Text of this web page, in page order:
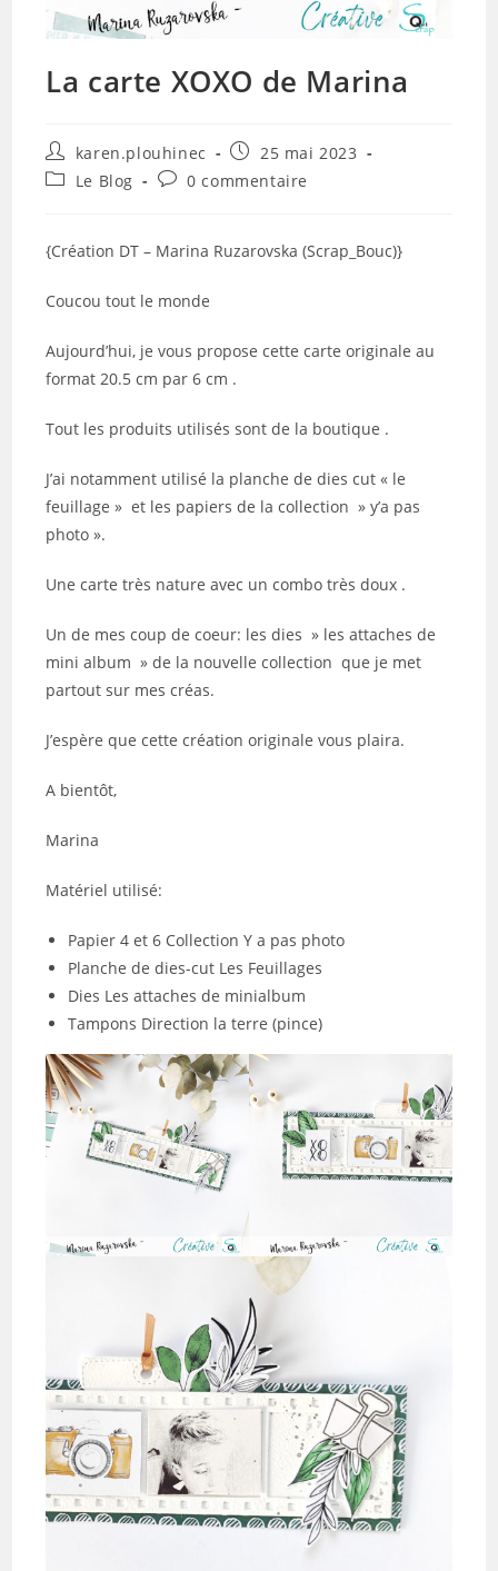
La carte XOXO de Marina
Auteur/autrice
de
la
karen.plouhinec
Publication
publiée :
25 mai 2023
PostLe Blog
Commentaires
publication :
0 commentaire
{Création DT – Marina Ruzarovska (Scrap_Bouc)}
Coucou tout le monde
Aujourd’hui, je vous propose cette carte originale au
format 20.5 cm par 6 cm .
Tout les produits utilisés sont de la boutique .
J’ai notamment utilisé la planche de dies cut « le
feuillage » et les papiers de la collection » y’a pas
photo ».
Une carte très nature avec un combo très doux .
Un de mes coup de coeur: les dies » les attaches de
mini album » de la nouvelle collection que je met
partout sur mes créas.
J’espère que cette création originale vous plaira.
A bientôt,
Marina
Matériel utilisé:
Papier 4 et 6 Collection Y a pas photo
Planche de dies-cut Les Feuillages
Dies Les attaches de minialbum
Tampons Direction la terre (pince)